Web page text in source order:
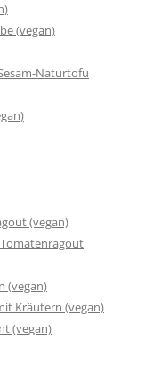
(vegan)
Naturtofu
(vegan)
(vegan)
Kräutern (vegan)
(vegan)